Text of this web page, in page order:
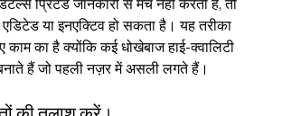
या इनएक्टिव हो सकता है। यह तरीका
काम का है क्योंकि कई धोखेबाज हाई-क्वालिटी
हैं जो पहली नज़र में असली लगते हैं।